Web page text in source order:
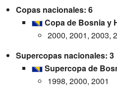
Copas nacionales: 6
Copa de Bosnia y
2000, 2001, 2003,
Supercopas nacionales: 3
Supercopa de
1998, 2000, 2001